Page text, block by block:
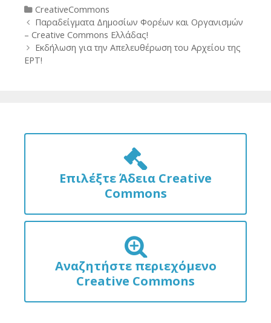
Categories
CreativeCommons
Post
navigation
Παραδείγματα Δημοσίων Φορέων και Οργανισμών
– Creative Commons Ελλάδας!
Εκδήλωση για την Απελευθέρωση του Αρχείου της
ΕΡΤ!
Επιλέξτε Άδεια Creative
Commons
Αναζητήστε περιεχόμενο
Creative Commons